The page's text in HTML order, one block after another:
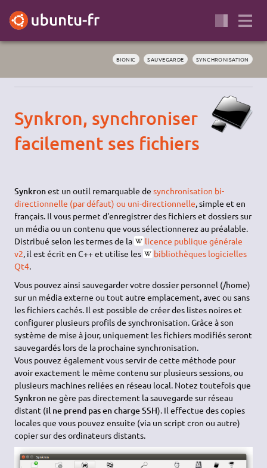
BIONIC SAUVEGARDE SYNCHRONISATION
Synkron, synchroniser
facilement ses fichiers
Synkronest un outil remarquable desynchronisation bi-
directionnelle (par défaut) ou uni-directionnelle, simple et en
français. Il vous permet d'enregistrer des fichiers et dossiers sur
un média ou un contenu que vous sélectionnerez au préalable.
Distribué selon les termes de la
licence publique générale
v2, il est écrit en C++ et utilise les
bibliothèques logicielles
Qt4.
Vous pouvez ainsi sauvegarder votre dossier personnel (/home)
sur un média externe ou tout autre emplacement, avec ou sans
les fichiers cachés. Il est possible de créer des listes noires et
configurer plusieurs profils de synchronisation. Grâce à son
système de mise à jour, uniquement les fichiers modifiés seront
sauvegardés lors de la prochaine synchronisation.
Vous pouvez également vous servir de cette méthode pour
avoir exactement le même contenu sur plusieurs sessions, ou
plusieurs machines reliées en réseau local. Notez toutefois que
Synkron ne gère pas directement la sauvegarde sur réseau
distant (il ne prend pas en charge SSH). Il effectue des copies
locales que vous pouvez ensuite (via un script cron ou autre)
copier sur des ordinateurs distants.